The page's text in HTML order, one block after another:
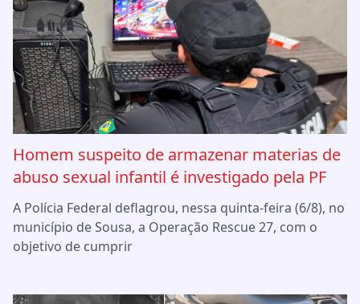
Homem suspeito de armazenar materias de
abuso sexual infantil é investigado pela PF
A Polícia Federal deflagrou, nessa quinta-feira (6/8), no
município de Sousa, a Operação Rescue 27, com o
objetivo de cumprir